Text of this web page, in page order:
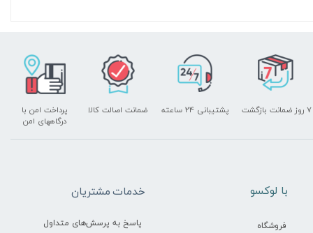
پشتیبانی ۲۴ ساعته
پرداخت امن با
درگاههای امن
۷ روز ضمانت بازگشت ضمانت اصالت کالا
خدمات مشتریان
پاسخ به پرسش‌های متداول
​با لوکسو
فروشگاه